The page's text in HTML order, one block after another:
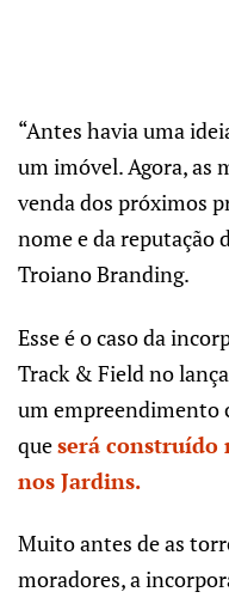
“Antes havia uma
um imóvel. Agora, as
venda dos próximos
nome e da reputação
Troiano Branding.
Esse é o caso da
Track & Field no
um empreendimento
queserá construído
nos Jardins.
Muito antes de as
moradores, a